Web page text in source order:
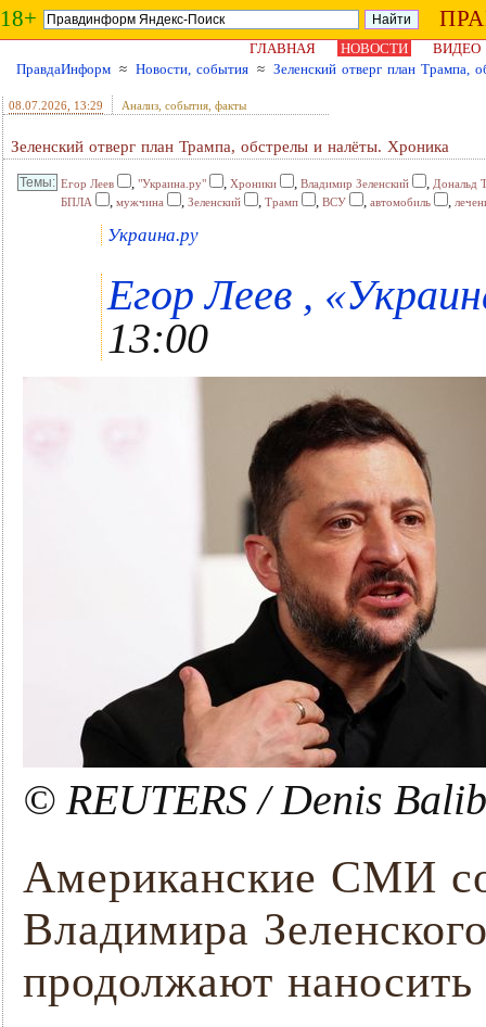
18+
ГЛАВНАЯ НОВОСТИ
ВИДЕО
ПравдаИнформ ≈ Новости, события ≈ Зеленский отверг план Трампа,
08.07.2026 , 13:29 Анализ, события, факты
Зеленский отверг план Трампа, обстрелы и налёты. Хроника
Егор Леев , "Украина.ру" , Хроники , Владимир Зеленский , Дональд
БПЛА
, мужчина , Зеленский , Трамп , ВСУ , автомобиль ,
Украина.ру
Егор Леев ,
13:00
© REUTERS / Denis
Американские СМИ
Владимира
продолжают